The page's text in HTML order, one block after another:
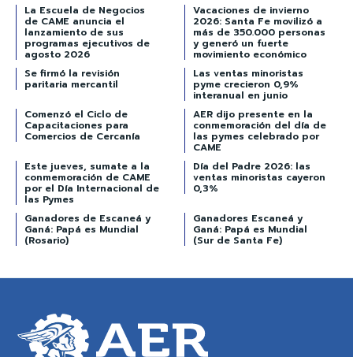
La Escuela de Negocios
de CAME anuncia el
lanzamiento de sus
programas ejecutivos de
agosto 2026
Vacaciones de invierno
2026: Santa Fe movilizó a
más de 350.000 personas
y generó un fuerte
movimiento económico
Se firmó la revisión
paritaria mercantil
Las ventas minoristas
pyme crecieron 0,9%
interanual en junio
Comenzó el Ciclo de
Capacitaciones para
Comercios de Cercanía
AER dijo presente en la
conmemoración del día de
las pymes celebrado por
CAME
Este jueves, sumate a la
conmemoración de CAME
por el Día Internacional de
las Pymes
Día del Padre 2026: las
ventas minoristas cayeron
0,3%
Ganadores de Escaneá y
Ganá: Papá es Mundial
(Rosario)
Ganadores Escaneá y
Ganá: Papá es Mundial
(Sur de Santa Fe)